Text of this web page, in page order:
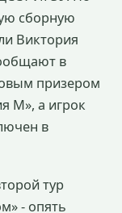
сборную
Виктория
в
призером
М», а игрок
в
тур
- опять